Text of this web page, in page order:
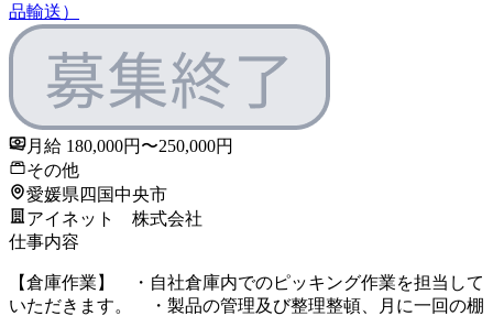
品輸送）
月給 180,000円〜250,000円
その他
愛媛県四国中央市
アイネット 株式会社
仕事内容
【倉庫作業】 ・自社倉庫内でのピッキング作業を担当して
いただきます。 ・製品の管理及び整理整頓、月に一回の棚